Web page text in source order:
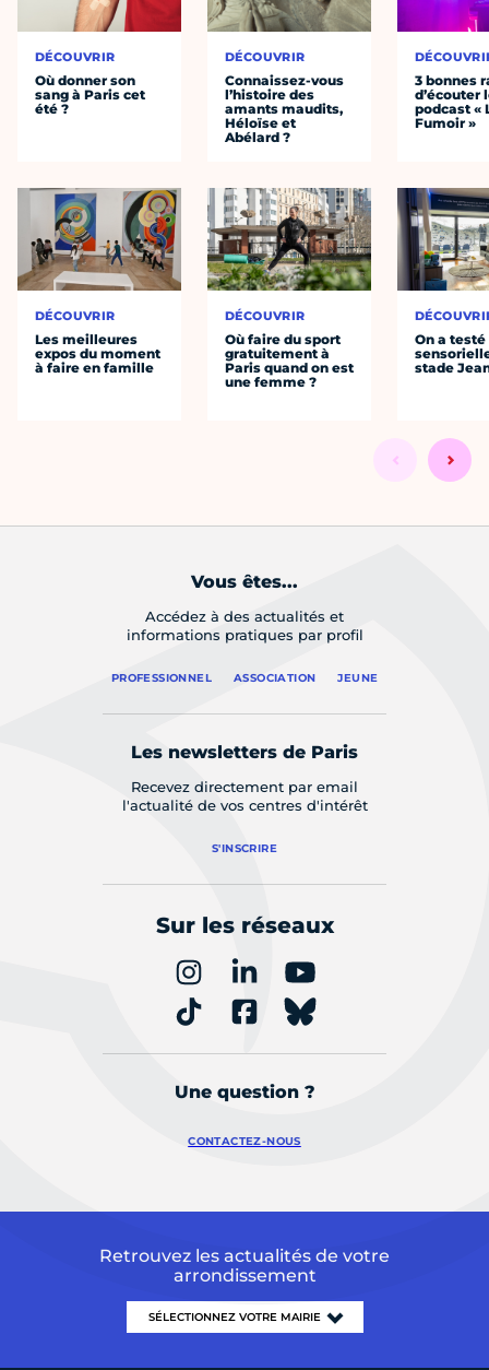
DÉCOUVRIR
Où donner son
sang à Paris cet
été ?
DÉCOUVRIR
Les meilleures
expos du moment
à faire en famille
DÉCOUVRIR
Connaissez-vous
l’histoire des
amants maudits,
Héloïse et
Abélard ?
DÉCOUVRIR
Où faire du sport
gratuitement à
Paris quand on est
une femme ?
3 bonnes
d’écouter
podcast «
Fumoir »
On a
stade
Vous êtes...
Accédez à des actualités et
informations pratiques par profil
PROFESSIONNEL ASSOCIATION JEUNE
Les newsletters de Paris
Recevez directement par email
l'actualité de vos centres d'intérêt
S'INSCRIRE
Sur les réseaux
Une question ?
CONTACTEZ-NOUS
Retrouvez les actualités de votre
arrondissement